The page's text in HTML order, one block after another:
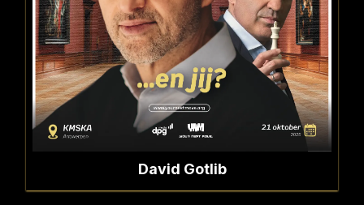
David Gotlib